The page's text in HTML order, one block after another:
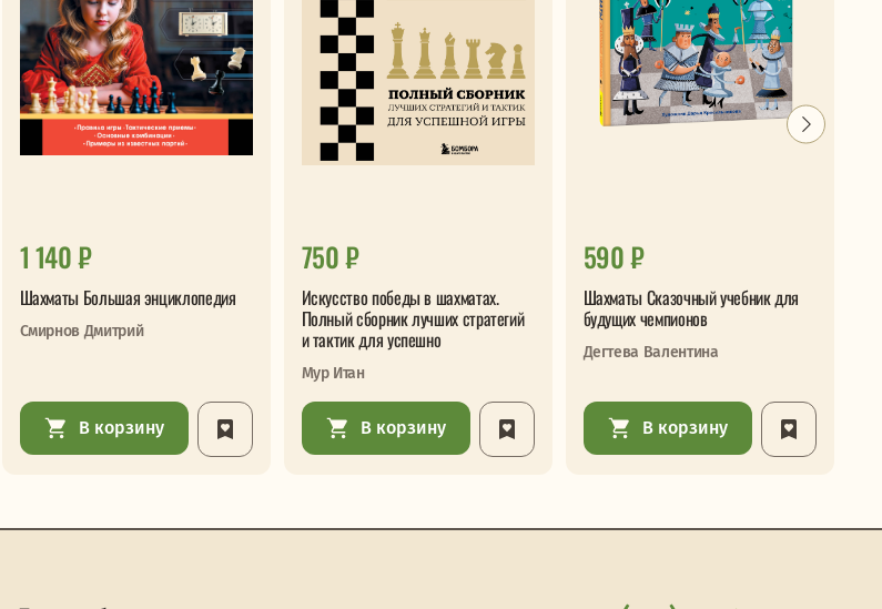
1 140 ₽
Шахматы Большая энциклопедия
Смирнов Дмитрий
В корзину
750 ₽
Искусство победы в шахматах.
Полный сборник лучших стратегий
и тактик для успешно
Мур Итан
В корзину
590 ₽
Шахматы Сказочный учебник для
будущих чемпионов
Дегтева Валентина
В корзину